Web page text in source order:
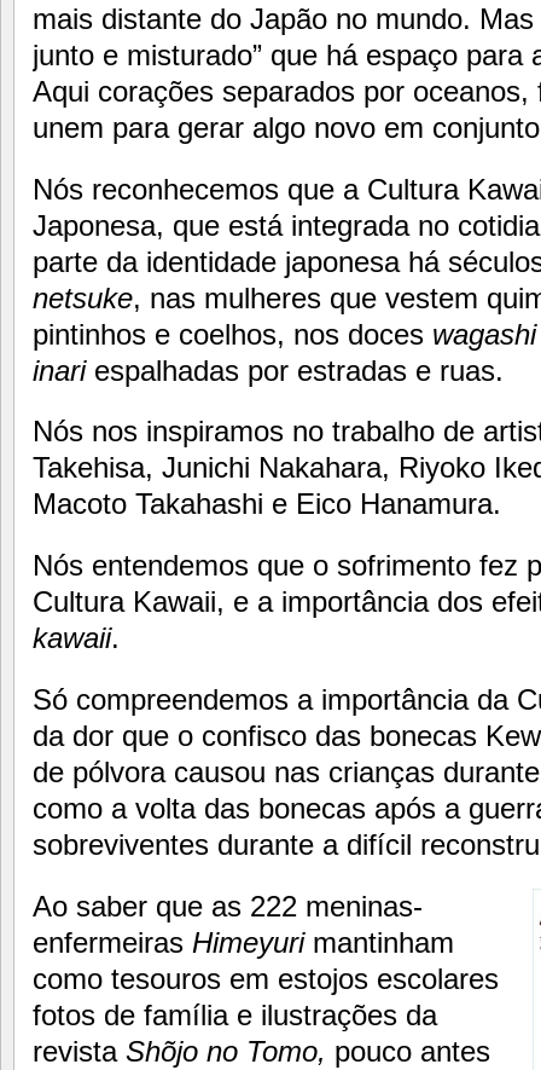
mais distante do Japão no mundo.
junto e misturado” que há espaço para
Aqui corações separados por
unem para gerar algo novo em
Nós reconhecemos que a Cultura
Japonesa, que está integrada no
parte da identidade japonesa há
netsuke, nas mulheres que vestem
pintinhos e coelhos, nos doces wagashi
inariespalhadas por estradas e ruas.
Nós nos inspiramos no trabalho de
Takehisa, Junichi Nakahara, Riyoko
Macoto Takahashi e Eico Hanamura.
Nós entendemos que o sofrimento fez
Cultura Kawaii, e a importância dos
kawaii.
Só compreendemos a importância da
da dor que o confisco das bonecas
de pólvora causou nas crianças
como a volta das bonecas após a
sobreviventes durante a difícil
Ao saber que as 222 meninas-
enfermeiras Himeyurimantinham
como tesouros em estojos escolares
fotos de família e ilustrações da
revista Shõjo no Tomo, pouco antes